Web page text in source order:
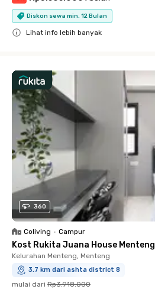
Diskon sewa min. 12 Bulan
Lihat info lebih banyak
360
Coliving • Campur
Kost Rukita Juana House Menteng
Kelurahan Menteng, Menteng
3.7 km dari ashta district 8
mulai dari Rp3.918.000